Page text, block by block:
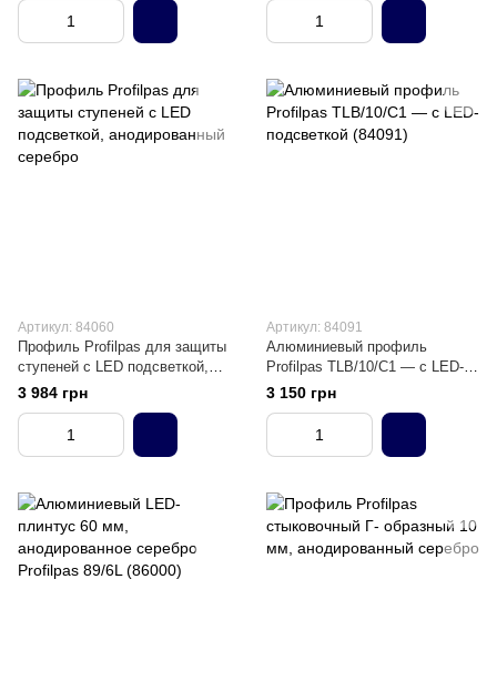
Артикул: 84060
Профиль Profilpas для защиты
ступеней с LED подсветкой,
анодированный серебро
3 984 грн
Артикул: 84091
Алюминиевый профиль
Profilpas TLB/10/C1 — с LED-
подсветкой (84091)
3 150 грн